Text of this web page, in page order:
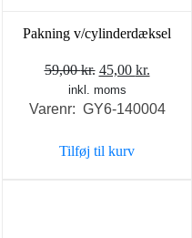
Pakning v/cylinderdæksel
59,00kr. Den
oprindelige
pris
59,00 kr..
45,00 kr.Den
pris
inkl. moms
Varenr: GY6-140004
Tilføj til kurv